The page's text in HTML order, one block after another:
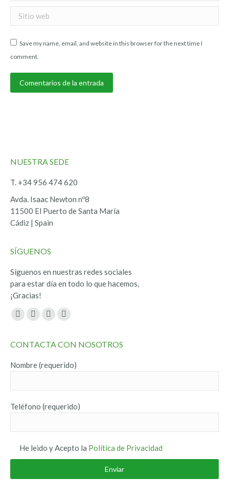
Sitio web
Save my name, email, and website in this browser for the next time I
comment.
Comentarios de la entrada
NUESTRA SEDE
T. +34 956 474 620
Avda. Isaac Newton nº8
11500 El Puerto de Santa María
Cádiz | Spain
SÍGUENOS
Síguenos en nuestras redes sociales
para estar día en todo lo que hacemos,
¡Gracias!
Encuéntranos en:
Facebook
opens
new
Twitter
opens
new
YouTube
opens
new
Instagram
opens
new
CONTACTA CON NOSOTROS
Nombre (requerido)
Teléfono (requerido)
He leido y Acepto la Política de Privacidad